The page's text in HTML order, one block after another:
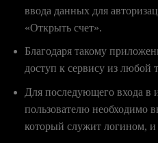
ввода данных для
«Открыть счет».
Благодаря такому
доступ к сервису из любой
Для последующего входа в
пользователю необходимо
который служит логином,